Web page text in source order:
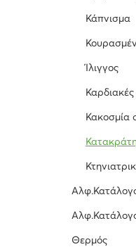
Κάπνισμα
Ίλιγγος
Κακοσμία
Θερμός